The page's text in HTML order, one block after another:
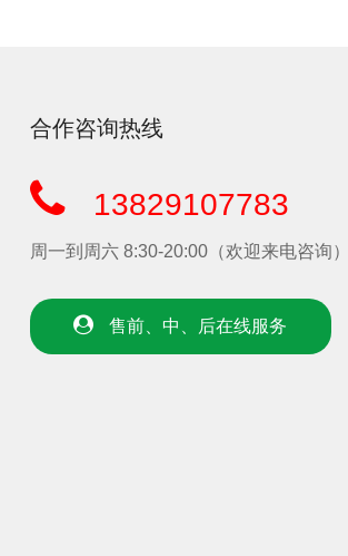
合作咨询热线
13829107783
周一到周六 8:30-20:00（欢迎来电咨询）
售前、中、后在线服务